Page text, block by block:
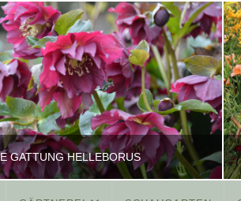
GATTUNG HELLEBORUS